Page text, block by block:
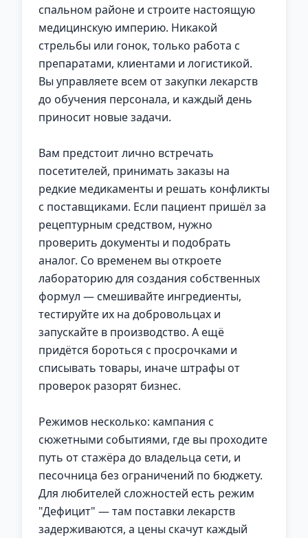
спальном районе и строите настоящую
медицинскую империю. Никакой
стрельбы или гонок, только работа с
препаратами, клиентами и логистикой.
Вы управляете всем от закупки лекарств
до обучения персонала, и каждый день
приносит новые задачи.
Вам предстоит лично встречать
посетителей, принимать заказы на
редкие медикаменты и решать конфликты
с поставщиками. Если пациент пришёл за
рецептурным средством, нужно
проверить документы и подобрать
аналог. Со временем вы откроете
лабораторию для создания собственных
формул — смешивайте ингредиенты,
тестируйте их на добровольцах и
запускайте в производство. А ещё
придётся бороться с просрочками и
списывать товары, иначе штрафы от
проверок разорят бизнес.
Режимов несколько: кампания с
сюжетными событиями, где вы проходите
путь от стажёра до владельца сети, и
песочница без ограничений по бюджету.
Для любителей сложностей есть режим
"Дефицит" — там поставки лекарств
задерживаются, а цены скачут каждый